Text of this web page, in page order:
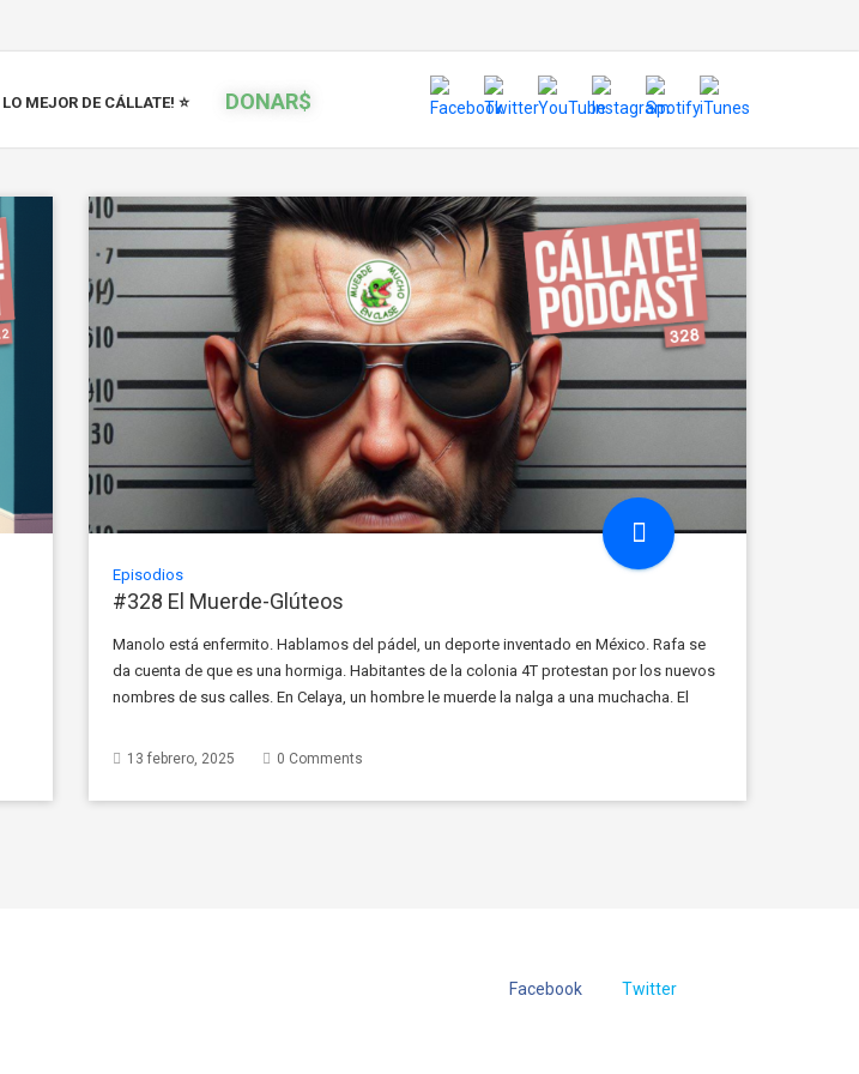
LO MEJOR DE CÁLLATE! ⭐ DONAR$
Episodios
#328 El Muerde-Glúteos
Manolo está enfermito. Hablamos del pádel, un deporte inventado en México. Rafa se
da cuenta de que es una hormiga. Habitantes de la colonia 4T protestan por los nuevos
nombres de sus calles. En Celaya, un hombre le muerde la nalga a una muchacha. El
13 febrero, 2025 0 Comments
Facebook Twitter